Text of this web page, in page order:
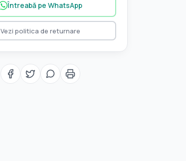
Întreabă pe WhatsApp
Vezi politica de returnare